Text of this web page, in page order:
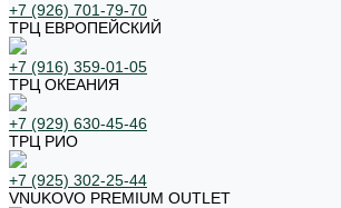
+7 (926) 701-79-70
ТРЦ ЕВРОПЕЙСКИЙ
+7 (916) 359-01-05
ТРЦ ОКЕАНИЯ
+7 (929) 630-45-46
ТРЦ РИО
+7 (925) 302-25-44
VNUKOVO PREMIUM OUTLET